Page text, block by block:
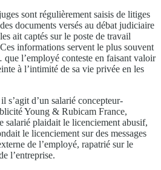
sont régulièrement saisis de litiges
documents versés au débat judiciaire
ait captés sur le poste de travail
informations servent le plus souvent
l’employé conteste en faisant valoir
à l’intimité de sa vie privée en les
s’agit d’un salarié concepteur-
Young & Rubicam France,
salarié plaidait le licenciement abusif,
le licenciement sur des messages
de l’employé, rapatrié sur le
l’entreprise.